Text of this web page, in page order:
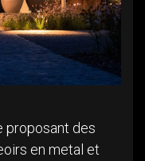
proposant des
en metal et